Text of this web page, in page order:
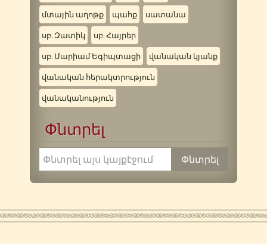
մտային աղոթք պահք սատանա
սբ. Զատիկ սբ. Հայրեր
սբ. Մարիամ Եգիպտացի վանական կյանք
վանական հերակտրություն
վանականություն
Փնտրել